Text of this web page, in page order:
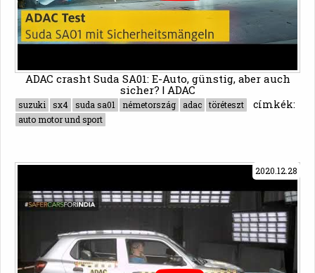
ADAC crasht Suda SA01: E-Auto, günstig, aber auch
sicher? | ADAC
címkék:
suzuki sx4 suda sa01 németország adac
töréteszt
auto motor und sport
2020.12.28